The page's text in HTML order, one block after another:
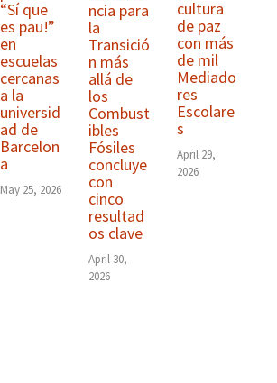
“Sí que
es pau!”
en
escuelas
cercanas
a la
universid
ad de
Barcelon
a
May 25, 2026
ncia para
la
Transició
n más
allá de
los
Combust
ibles
Fósiles
concluye
con
cinco
resultad
os clave
April 30,
2026
cultura
de paz
con más
de mil
Mediado
res
Escolare
s
April 29,
2026